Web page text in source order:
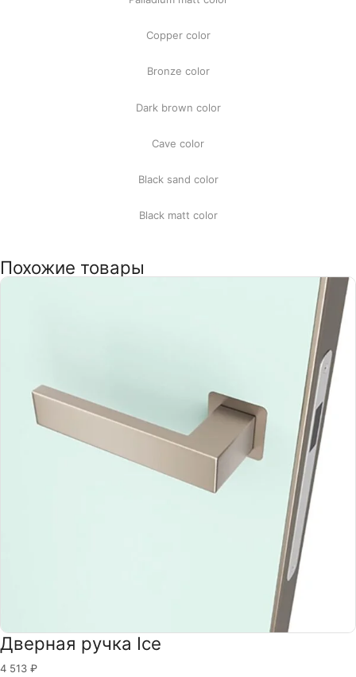
Copper color
Bronze color
Dark brown color
Cave color
Black sand color
Black matt color
Похожие товары
Дверная ручка Ice
4 513 ₽